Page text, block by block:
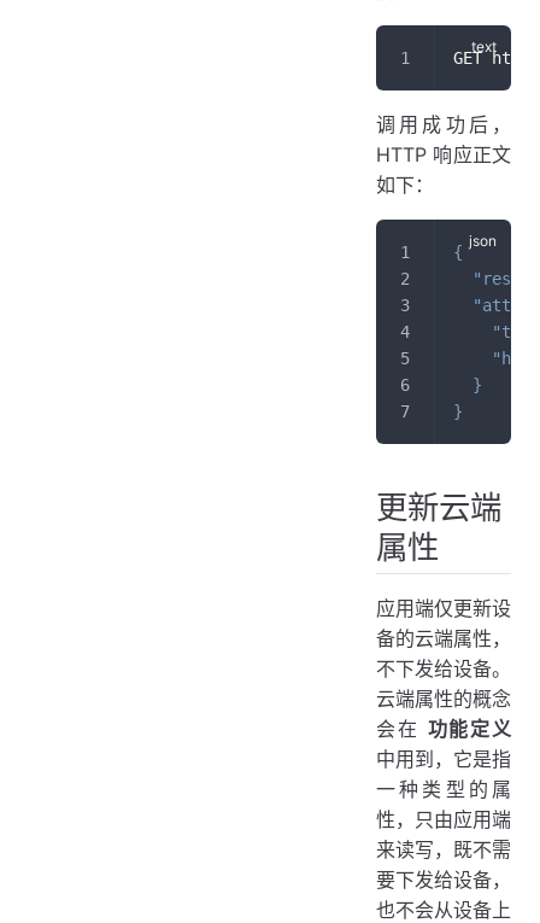
GET
调用成功后，
HTTP 响应正文
如下：
{
}
}
更新云端
属性
应用端仅更新设
备的云端属性，
不下发给设备。
云端属性的概念
会在 功能定义
中用到，它是指
一种类型的属
性，只由应用端
来读写，既不需
要下发给设备，
也不会从设备上